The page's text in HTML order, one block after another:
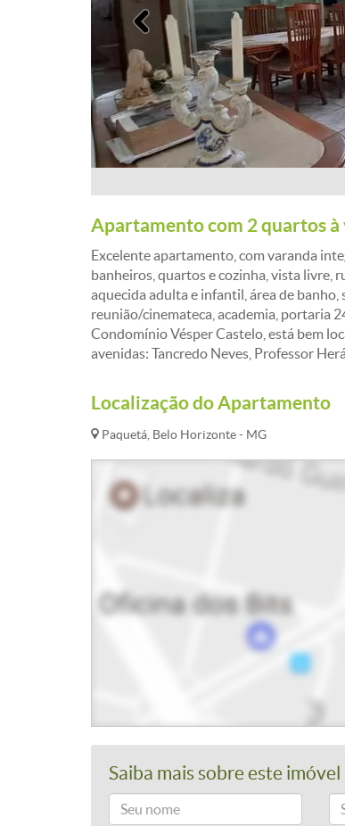
Anterior
Apartamento com 2 quartos
Excelente apartamento, com varanda
banheiros, quartos e cozinha, vista livre,
aquecida adulta e infantil, área de banho,
reunião/cinemateca, academia, portaria
Condomínio Vésper Castelo, está bem
avenidas: Tancredo Neves, Professor
Localização do Apartamento
Paquetá, Belo Horizonte - MG
Saiba mais sobre este imóvel